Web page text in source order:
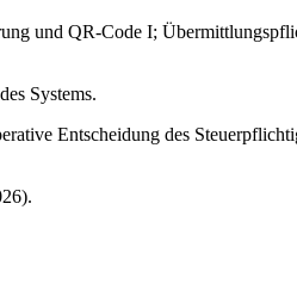
und QR-Code I;
Systems.
Entscheidung des